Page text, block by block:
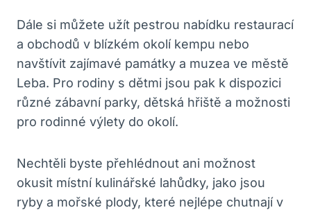
Dále si můžete užít pestrou nabídku restaurací
a obchodů v blízkém okolí kempu nebo
navštívit zajímavé památky a muzea ve městě
Leba. Pro rodiny s dětmi jsou pak k dispozici
různé zábavní parky, dětská hřiště a možnosti
pro rodinné výlety do okolí.
Nechtěli byste přehlédnout ani možnost
okusit místní kulinářské lahůdky, jako jsou
ryby a mořské plody, které nejlépe chutnají v